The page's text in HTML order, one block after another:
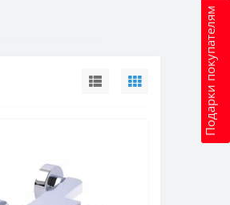
Подарки покупателям